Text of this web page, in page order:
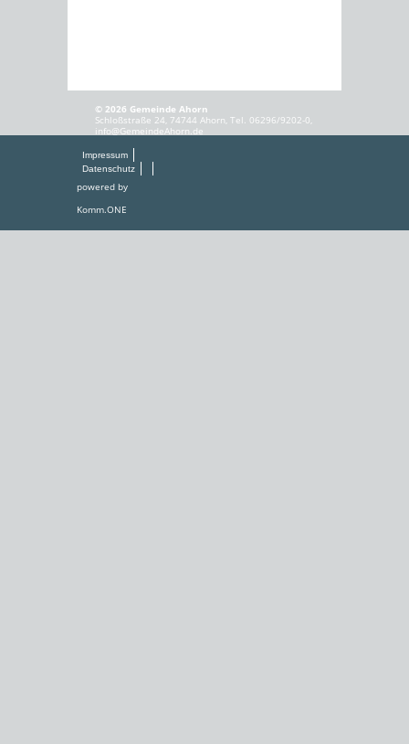
© 2026 Gemeinde Ahorn
Schloßstraße 24, 74744 Ahorn, Tel. 06296/9202-0,
info@GemeindeAhorn.de
Impressum
Datenschutz
powered by
Komm.ONE